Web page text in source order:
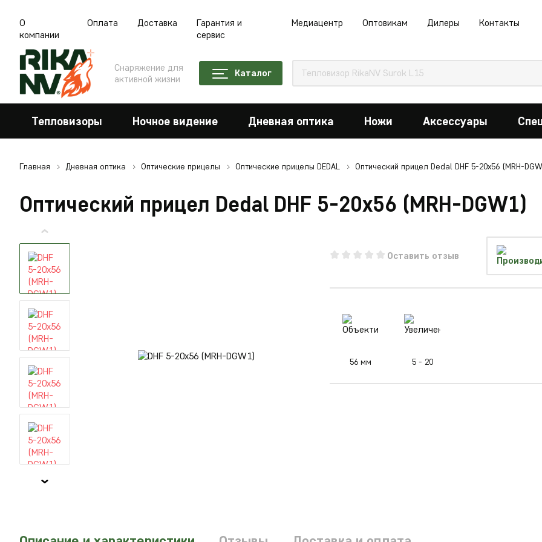
О
компании
Оплата Доставка
Гарантия и
сервис
Медиацентр Оптовикам Дилеры Контакты
Снаряжение для
активной жизни
Каталог
Тепловизоры Ночное видение Дневная оптика Ножи Аксессуары
Главная Дневная оптика Оптические прицелы Оптические прицелы DEDAL Оптический прицел Dedal DHF 5-20x56 (MRH-
Оптический прицел Dedal DHF 5-20x56 (MRH-DGW1)
Оставить отзыв
56 мм 5 - 20